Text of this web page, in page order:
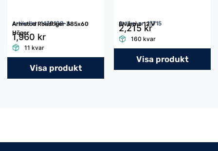
Artikel nr: 1430108-A
Armstöd Roadtiger 385x60
Höger
1,960 kr
11 kvar
Visa produkt
Artikel nr: 15715
Elvärme 12 V
2,215 kr
160 kvar
Visa produkt